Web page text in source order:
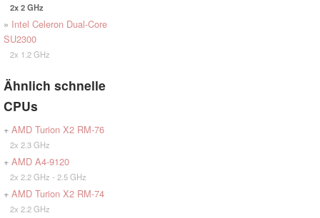
2x 2 GHz
» Intel Celeron Dual-Core
SU2300
2x 1.2 GHz
Ähnlich schnelle
CPUs
+ AMD Turion X2 RM-76
2x 2.3 GHz
+ AMD A4-9120
2x 2.2 GHz - 2.5 GHz
+ AMD Turion X2 RM-74
2x 2.2 GHz